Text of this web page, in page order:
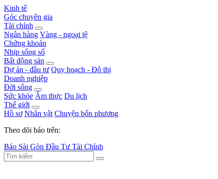
Kinh tế
Góc chuyên gia
Tài chính
Ngân hàng Vàng - ngoại tệ
Chứng khoán
Nhịp sống số
Bất động sản
Dự án - đầu tư Quy hoạch - Đô thị
Doanh nghiệp
Đời sống
Sức khỏe Ẩm thực Du lịch
Thế giới
Hồ sơ Nhân vật Chuyện bốn phương
Theo dõi báo trên:
Báo Sài Gòn Đầu Tư Tài Chính